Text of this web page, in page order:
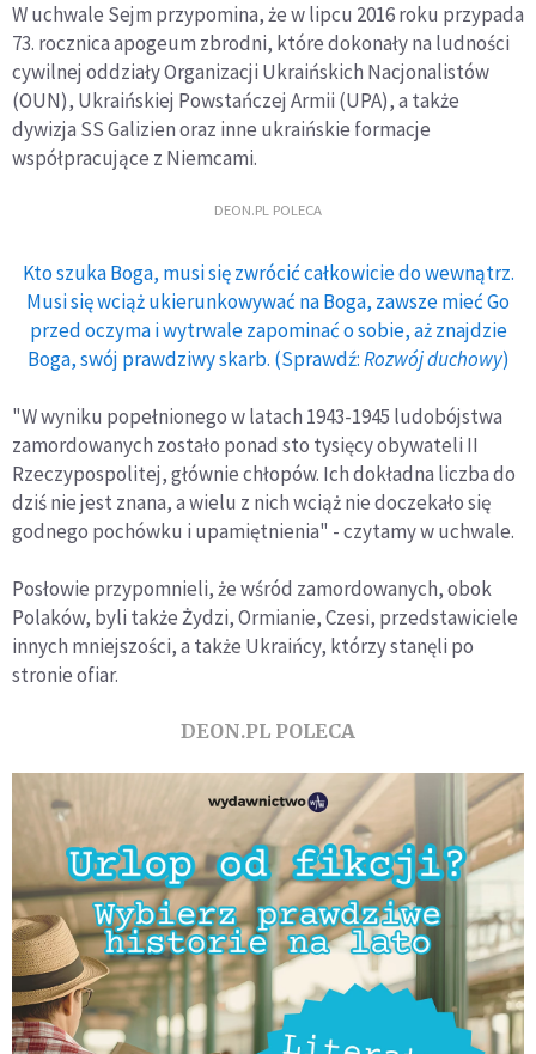
W uchwale Sejm przypomina, że w lipcu 2016 roku przypada
73. rocznica apogeum zbrodni, które dokonały na ludności
cywilnej oddziały Organizacji Ukraińskich Nacjonalistów
(OUN), Ukraińskiej Powstańczej Armii (UPA), a także
dywizja SS Galizien oraz inne ukraińskie formacje
współpracujące z Niemcami.
DEON.PL POLECA
Kto szuka Boga, musi się zwrócić całkowicie do wewnątrz.
Musi się wciąż ukierunkowywać na Boga, zawsze mieć Go
przed oczyma i wytrwale zapominać o sobie, aż znajdzie
Boga, swój prawdziwy skarb. (Sprawdź:Rozwój duchowy)
"W wyniku popełnionego w latach 1943-1945 ludobójstwa
zamordowanych zostało ponad sto tysięcy obywateli II
Rzeczypospolitej, głównie chłopów. Ich dokładna liczba do
dziś nie jest znana, a wielu z nich wciąż nie doczekało się
godnego pochówku i upamiętnienia" - czytamy w uchwale.
Posłowie przypomnieli, że wśród zamordowanych, obok
Polaków, byli także Żydzi, Ormianie, Czesi, przedstawiciele
innych mniejszości, a także Ukraińcy, którzy stanęli po
stronie ofiar.
DEON.PL POLECA